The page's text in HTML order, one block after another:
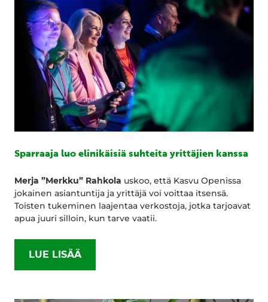
Sparraaja luo elinikäisiä suhteita yrittäjien kanssa
Merja ”Merkku” Rahkola uskoo, että Kasvu Openissa
jokainen asiantuntija ja yrittäjä voi voittaa itsensä.
Toisten tukeminen laajentaa verkostoja, jotka tarjoavat
apua juuri silloin, kun tarve vaatii.
LUE LISÄÄ